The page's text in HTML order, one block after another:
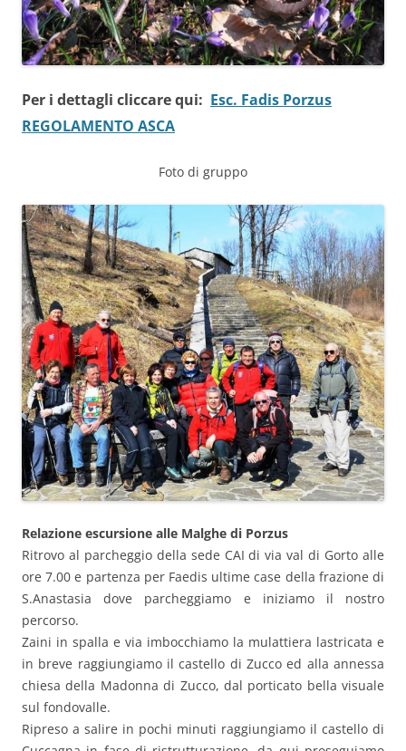
Per i dettagli cliccare qui: Esc. Fadis Porzus
REGOLAMENTO ASCA
Foto di gruppo
Relazione escursione alle Malghe di Porzus
Ritrovo al parcheggio della sede CAI di via val di Gorto alle
ore 7.00 e partenza per Faedis ultime case della frazione di
S.Anastasia dove parcheggiamo e iniziamo il nostro
percorso.
Zaini in spalla e via imbocchiamo la mulattiera lastricata e
in breve raggiungiamo il castello di Zucco ed alla annessa
chiesa della Madonna di Zucco, dal porticato bella visuale
sul fondovalle.
Ripreso a salire in pochi minuti raggiungiamo il castello di